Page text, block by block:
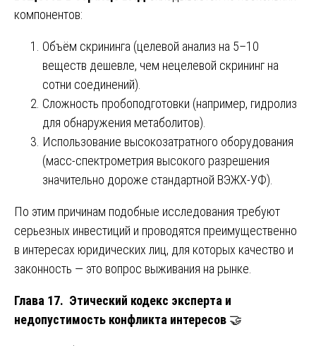
компонентов:
Объём скрининга (целевой анализ на 5–10
веществ дешевле, чем нецелевой скрининг на
сотни соединений).
Сложность пробоподготовки (например, гидролиз
для обнаружения метаболитов).
Использование высокозатратного оборудования
(масс-спектрометрия высокого разрешения
значительно дороже стандартной ВЭЖХ-УФ).
По этим причинам подобные исследования требуют
серьезных инвестиций и проводятся преимущественно
в интересах юридических лиц, для которых качество и
законность — это вопрос выживания на рынке.
Глава 17. Этический кодекс эксперта и
недопустимость конфликта интересов 🤝